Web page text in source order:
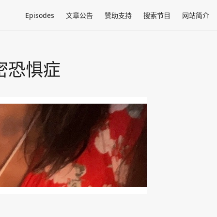
Episodes 文章公告 赞助支持 搜索节目 网站简介
恐惧症